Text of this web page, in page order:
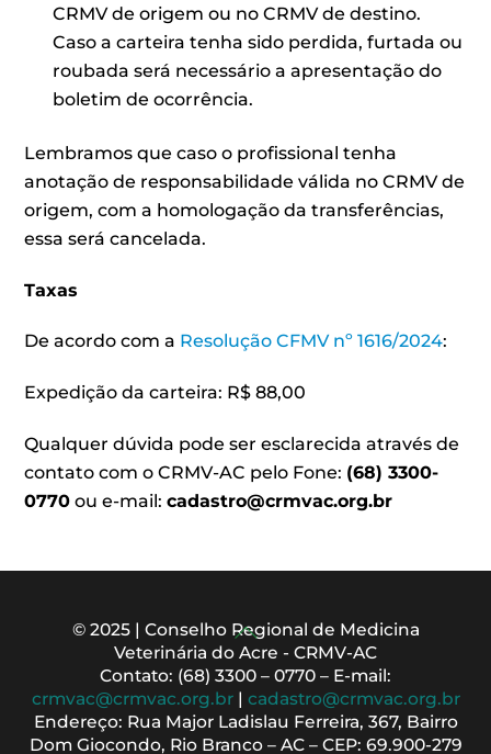
CRMV de origem ou no CRMV de destino.
Caso a carteira tenha sido perdida, furtada ou
roubada será necessário a apresentação do
boletim de ocorrência.
Lembramos que caso o profissional tenha
anotação de responsabilidade válida no CRMV de
origem, com a homologação da transferências,
essa será cancelada.
Taxas
De acordo com a Resolução CFMV nº 1616/2024:
Expedição da carteira: R$ 88,00
Qualquer dúvida pode ser esclarecida através de
contato com o CRMV-AC pelo Fone: (68) 3300-
0770 ou e-mail:cadastro@crmvac.org.br
Back
To
Top
© 2025 | Conselho Regional de Medicina
Veterinária do Acre - CRMV-AC
Contato: (68) 3300 – 0770 – E-mail:
crmvac@crmvac.org.br| cadastro@crmvac.org.br
Endereço: Rua Major Ladislau Ferreira, 367, Bairro
Dom Giocondo, Rio Branco – AC – CEP: 69.900-279